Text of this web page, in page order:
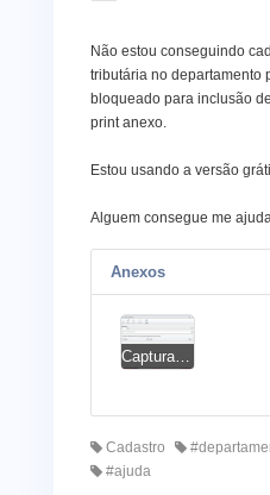
Não estou conseguindo
tributária no departamento
bloqueado para inclusão
print anexo.
Estou usando a versão
Alguem consegue me
Anexos
Captura de tela 2025-03-12 200051.png
Cadastro
#ajuda